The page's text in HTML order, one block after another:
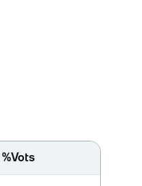
%Vots